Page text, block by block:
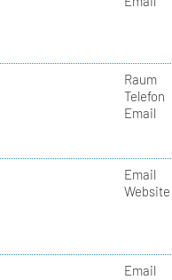
Raum
Telefon
Email
Email
Website
Email